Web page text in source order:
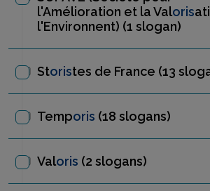
l'Amélioration et la Valoris
l'Environnent) (1 slogan)
Storistes de France (13
Temporis (18 slogans)
Valoris (2 slogans)